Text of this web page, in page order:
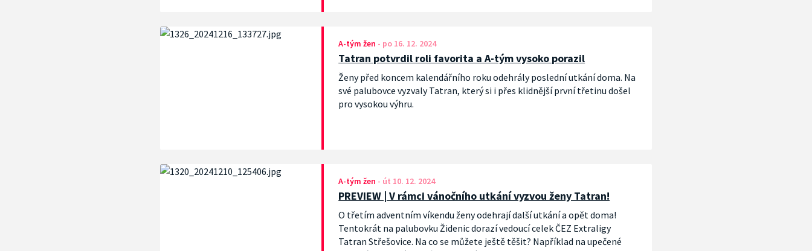
A-tým žen - po 16. 12. 2024
Tatran potvrdil roli favorita a A-tým vysoko porazil
Ženy před koncem kalendářního roku odehrály poslední utkání doma. Na
své palubovce vyzvaly Tatran, který si i přes klidnější první třetinu došel
pro vysokou výhru.
A-tým žen - út 10. 12. 2024
PREVIEW | V rámci vánočního utkání vyzvou ženy Tatran!
O třetím adventním víkendu ženy odehrají další utkání a opět doma!
Tentokrát na palubovku Židenic dorazí vedoucí celek ČEZ Extraligy
Tatran Střešovice. Na co se můžete ještě těšit? Například na upečené